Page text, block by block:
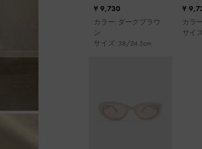
ンバットブーツ
¥ 9,730
カラー: ダークブラウ
ン
サイズ: 38/24.5cm
ンバ
¥
カラ
サイ